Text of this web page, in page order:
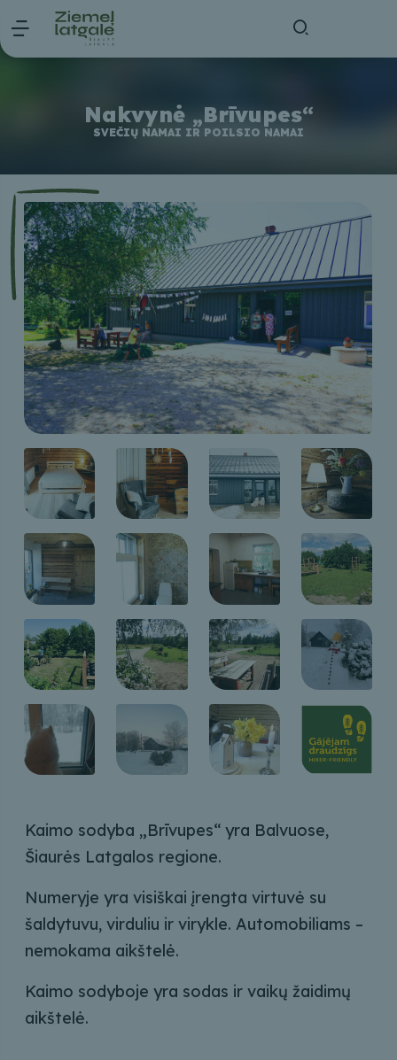
Nakvynė „Brīvupes“
SVEČIŲ NAMAI IR POILSIO NAMAI
Kaimo sodyba „Brīvupes“ yra Balvuose,
Šiaurės Latgalos regione.
Numeryje yra visiškai įrengta virtuvė su
šaldytuvu, virduliu ir virykle. Automobiliams –
nemokama aikštelė.
Kaimo sodyboje yra sodas ir vaikų žaidimų
aikštelė.